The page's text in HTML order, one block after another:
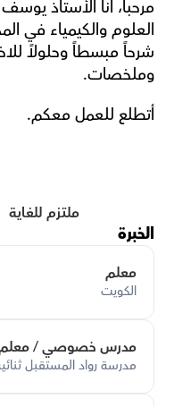
وملخصات.
أتطلع للعمل معكم.
ملتزم للغاية
الخبرة
معلم
الكويت
مدرس خصوصي / معلم
مدرسة رواد المستقبل